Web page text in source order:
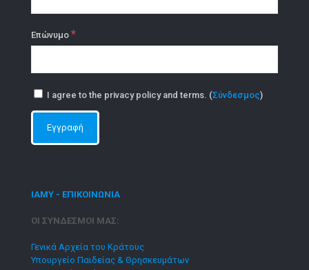
Επώνυμο *
I agree to the privacy policy and terms. (Σύνδεσμος)
ΙΑΜΥ - ΕΠΙΚΟΙΝΩΝΙΑ
ΟΙ ΣΥΝΔΕΣΜΟΙ ΜΑΣ:
Γενικά Αρχεία του Κράτους
Υπουργείο Παιδείας & Θρησκευμάτων